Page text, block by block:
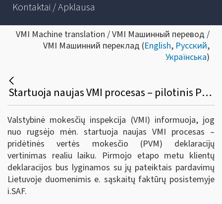
Kontaktai / Apklausa
VMI Machine translation / VMI Машинный перевод /
VMI Машинний переклад (English, Русский,
Українська)
Startuoja naujas VMI procesas – pilotinis PVM deklaracijų vertinimas realiu laiku
Valstybinė mokesčių inspekcija (VMI) informuoja, jog
nuo rugsėjo mėn. startuoja naujas VMI procesas –
pridėtinės vertės mokesčio (PVM) deklaracijų
vertinimas realiu laiku. Pirmojo etapo metu klientų
deklaracijos bus lyginamos su jų pateiktais pardavimų
Lietuvoje duomenimis e. sąskaitų faktūrų posistemyje
i.SAF.